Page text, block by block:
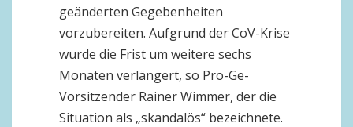
geänderten Gegebenheiten
vorzubereiten. Aufgrund der CoV-Krise
wurde die Frist um weitere sechs
Monaten verlängert, so Pro-Ge-
Vorsitzender Rainer Wimmer, der die
Situation als „skandalös“ bezeichnete.